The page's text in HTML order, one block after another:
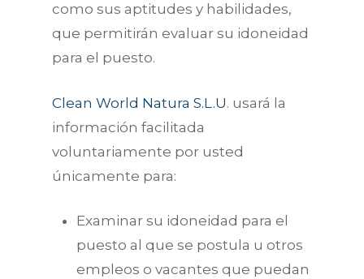
como sus aptitudes y habilidades,
que permitirán evaluar su idoneidad
para el puesto.
Clean World Natura S.L.U. usará la
información facilitada
voluntariamente por usted
únicamente para:
Examinar su idoneidad para el
puesto al que se postula u otros
empleos o vacantes que puedan